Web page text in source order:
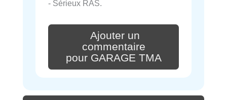
- Sérieux RAS.
Ajouter un
commentaire
pour GARAGE TMA